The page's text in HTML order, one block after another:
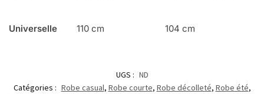
Universelle 110 cm 104 cm
UGS : ND
Catégories : Robe casual, Robe courte, Robe décolleté, Robe été,